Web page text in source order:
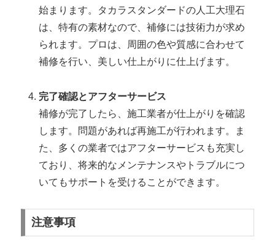
始まります。タカラスタンダードの人工大理石
は、特有の素材なので、補修には技術力が求め
られます。プロは、周囲の色や質感に合わせて
補修を行い、美しい仕上がりに仕上げます。
完了確認とアフターサービス
補修が完了したら、施工業者が仕上がりを確認
します。問題があれば再施工が行われます。ま
た、多くの業者ではアフターサービスも充実し
ており、将来的なメンテナンスやトラブルにつ
いてもサポートを受けることができます。
注意事項